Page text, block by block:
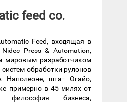
feed co.
Feed, входящая в
Press & Automation,
мировым разработчиком
обработки рулонов
Наполеоне, штат Огайо,
примерно в 45 милях от
бизнеса,